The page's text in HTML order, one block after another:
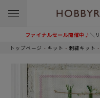
ファイナルセール開催中♪＼
トップページ キット 刺繍キット